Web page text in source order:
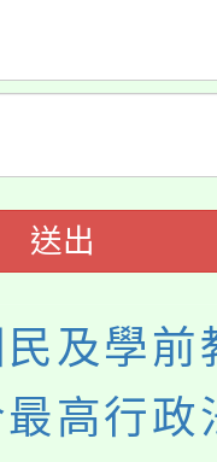
案入校路
專業人
送出
及學前
高行